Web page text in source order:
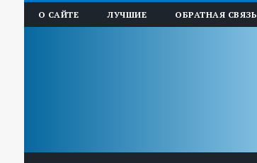
О САЙТЕ ЛУЧШИЕ ОБРАТНАЯ СВЯЗЬ